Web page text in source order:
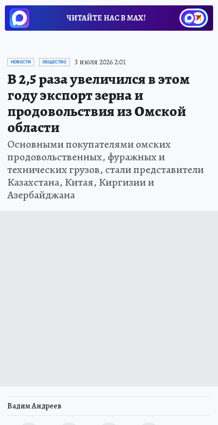
ЧИТАЙТЕ НАС В МАХ!
НОВОСТИ ОБЩЕСТВО 3 июля 2026 2:01
В 2,5 раза увеличился в этом
году экспорт зерна и
продовольствия из Омской
области
Основными покупателями омских
продовольственных, фуражных и
технических грузов, стали представители
Казахстана, Китая, Киргизии и
Азербайджана
Вадим Андреев